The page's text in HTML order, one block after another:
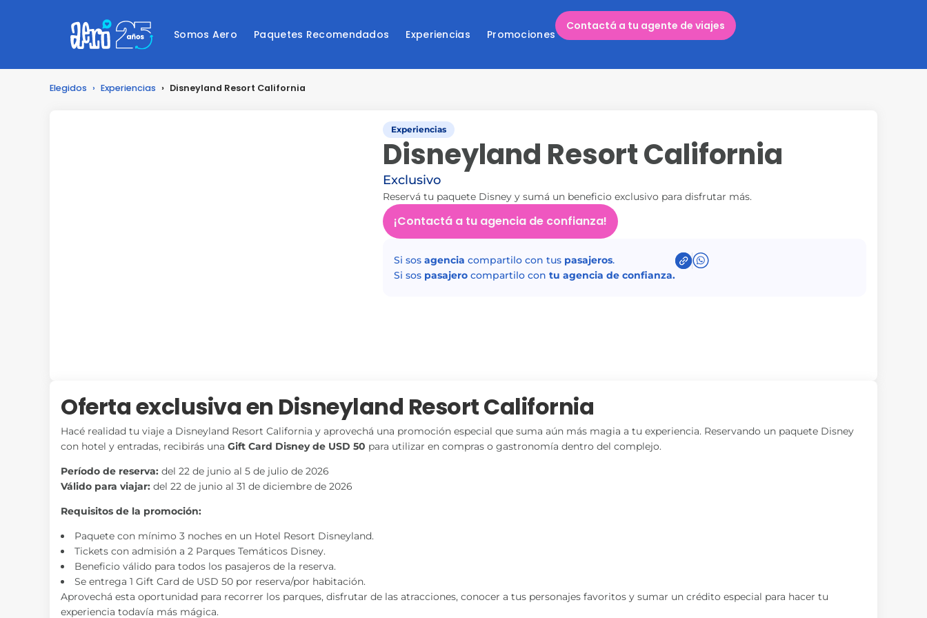
Somos Aero Paquetes Recomendados Experiencias Promociones
Contactá a tu agente de viajes
Elegidos › Experiencias › Disneyland Resort California
Experiencias
Disneyland Resort California
Exclusivo
Reservá tu paquete Disney y sumá un beneficio exclusivo para disfrutar más.
¡Contactá a tu agencia de confianza!
Si sosagencia compartilo con tus pasajeros.
Si sos pasajero compartilo contu agencia de confianza.
Oferta exclusiva en Disneyland Resort California
Hacé realidad tu viaje a Disneyland Resort California y aprovechá una promoción especial que suma aún más magia a tu experiencia. Reservando un paquete Disney
con hotel y entradas, recibirás una Gift Card Disney de USD 50 para utilizar en compras o gastronomía dentro del complejo.
Período de reserva: del 22 de junio al 5 de julio de 2026
Válido para viajar: del 22 de junio al 31 de diciembre de 2026
Requisitos de la promoción:
Paquete con mínimo 3 noches en un Hotel Resort Disneyland.
Tickets con admisión a 2 Parques Temáticos Disney.
Beneficio válido para todos los pasajeros de la reserva.
Se entrega 1 Gift Card de USD 50 por reserva/por habitación.
Aprovechá esta oportunidad para recorrer los parques, disfrutar de las atracciones, conocer a tus personajes favoritos y sumar un crédito especial para hacer tu
experiencia todavía más mágica.